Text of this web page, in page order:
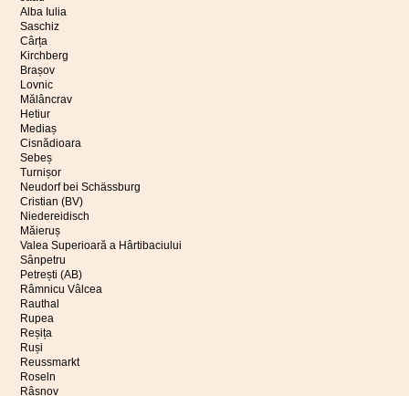
Alba Iulia
Saschiz
Cârța
Kirchberg
Brașov
Lovnic
Mălâncrav
Hetiur
Mediaș
Cisnădioara
Sebeș
Turnișor
Neudorf bei Schässburg
Cristian (BV)
Niedereidisch
Măieruș
Valea Superioară a Hârtibaciului
Sânpetru
Petrești (AB)
Râmnicu Vâlcea
Rauthal
Rupea
Reșița
Ruși
Reussmarkt
Roseln
Râșnov